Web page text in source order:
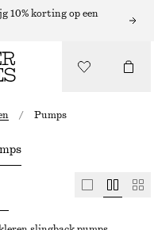
10% korting op een
/ Pumps